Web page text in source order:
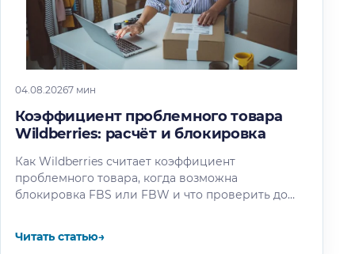
04.08.20267 мин
Коэффициент проблемного товара
Wildberries: расчёт и блокировка
Как Wildberries считает коэффициент
проблемного товара, когда возможна
блокировка FBS или FBW и что проверить до
Читать статью→